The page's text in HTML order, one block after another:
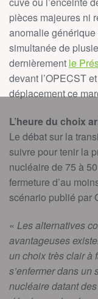
pièces majeures ni
anomalie
simultanée de
dernièrement le
devant l’OPECST et
déplacement ce
L’heure du choix
Le débat sur la
suivre pour tenir la
nucléaire de 75 à
fermeture d’au
scénario publié par
« Les alternatives
avantageuses
un choix très clair à
s’enfermer dans
nucléaire datant